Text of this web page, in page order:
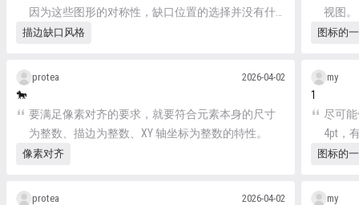
因为这些图形的对称性，缺口位置的选择并没有什
么讲究，只要别扣掉一个角，其他位置都可以。
描边缺口风格
protea 2026-04-02
🐎
要满足像素对齐的要求，就要符合元素本身的尺寸
为整数、描边为整数、XY 轴坐标为整数的特性。
像素对齐
protea 2026-04-02
视图。
图标的
my
1
尽可
4pt，
图标的
my